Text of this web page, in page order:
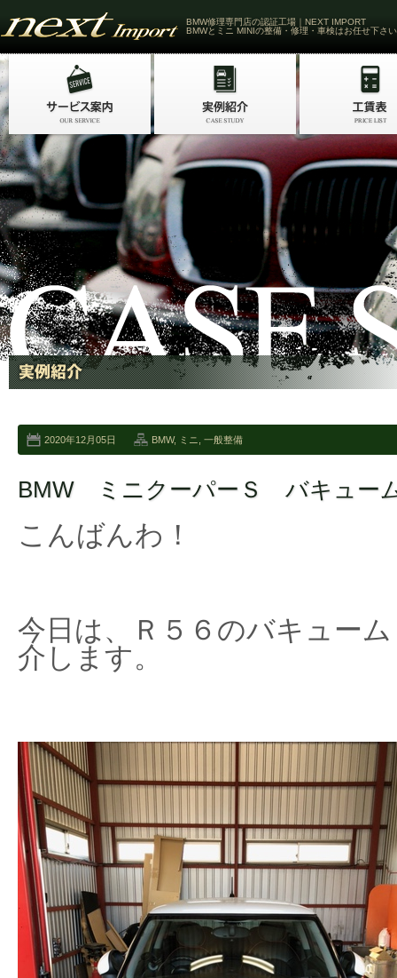
BMW修理専門店の認証工場｜NEXT IMPORT
BMWとミニ MINIの整備・修理・車検はお任せ下さい
2020年12月05日 BMW, ミニ 一般整備
BMW ミニクーパーＳ バキュー
こんばんわ！
今日は、Ｒ５６のバキュー
介します。